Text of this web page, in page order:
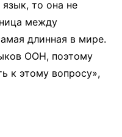
то она не
между
длинная в мире.
ООН, поэтому
к этому вопросу»,